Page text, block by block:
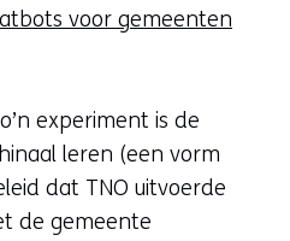
venster)
een
andere
website)
voor gemeenten
experiment is de
leren (een vorm
dat TNO uitvoerde
de gemeente